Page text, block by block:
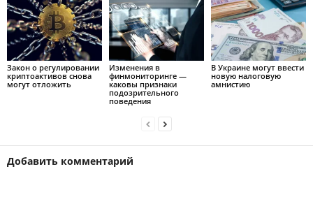
Закон о регулировании
криптоактивов снова
могут отложить
Изменения в
финмониторинге —
каковы признаки
подозрительного
поведения
В Украине могут ввести
новую налоговую
амнистию
Добавить комментарий